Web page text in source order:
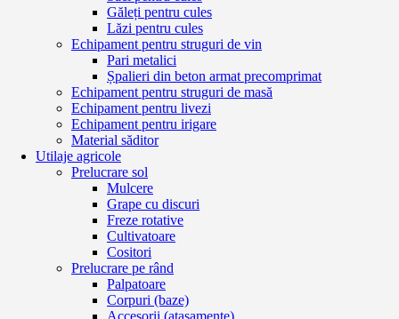
Găleți pentru cules
Lăzi pentru cules
Echipament pentru struguri de vin
Pari metalici
Șpalieri din beton armat precomprimat
Echipament pentru struguri de masă
Echipament pentru livezi
Echipament pentru irigare
Material săditor
Utilaje agricole
Prelucrare sol
Mulcere
Grape cu discuri
Freze rotative
Cultivatoare
Cositori
Prelucrare pe rând
Palpatoare
Corpuri (baze)
Accesorii (atașamente)